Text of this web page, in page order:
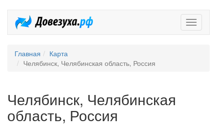
Главная
Карта
Челябинск, Челябинская область, Россия
Челябинск, Челябинская
область, Россия